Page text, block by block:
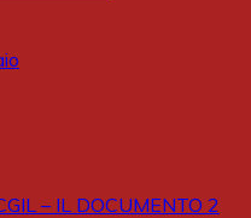
– IL DOCUMENTO 2